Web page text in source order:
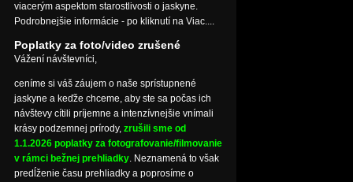
viacerým aspektom starostlivosti o jaskyne.
Podrobnejšie informácie - po kliknutí na Viac....
Poplatky za foto/video zrušené
Vážení návštevníci,
ceníme si váš záujem o naše sprístupnené
jaskyne a keďže chceme, aby ste sa počas ich
návštevy cítili príjemne a intenzívnejšie vnímali
krásy podzemnej prírody, zrušili sme od
1.1.2026 poplatky za fotografovanie/filmovanie
v rámci bežnej prehliadky. Neznamená to však
predĺženie času prehliadky a poprosíme o